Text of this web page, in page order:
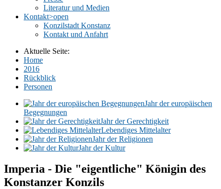
Literatur und Medien
Kontakt>open
Konzilstadt Konstanz
Kontakt und Anfahrt
Aktuelle Seite:
Home
2016
Rückblick
Personen
Jahr der europäischen
Begegnungen
Jahr der Gerechtigkeit
Lebendiges Mittelalter
Jahr der Religionen
Jahr der Kultur
Imperia - Die "eigentliche" Königin des
Konstanzer Konzils